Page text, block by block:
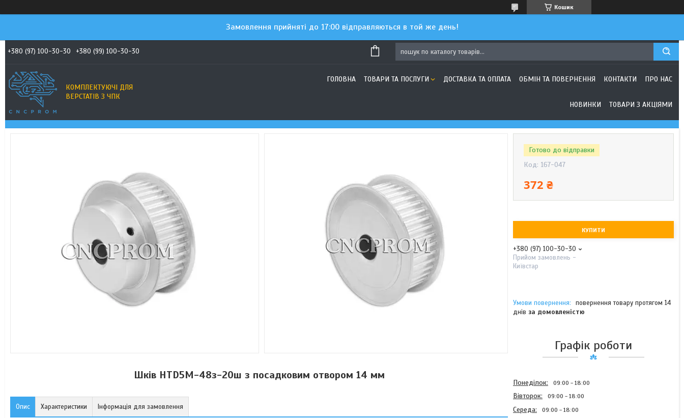
Кошик
Замовлення прийняті до 17:00 відправляються в той же день!
+380 (97) 100-30-30 +380 (99) 100-30-30
КОМПЛЕКТУЮЧІ ДЛЯ
ВЕРСТАТІВ З ЧПК
ГОЛОВНА ТОВАРИ ТА ПОСЛУГИ ДОСТАВКА ТА ОПЛАТА ОБМІН ТА ПОВЕРНЕННЯ КОНТАКТИ ПРО НАС
НОВИНКИ ТОВАРИ З АКЦІЯМИ
Шків HTD5M-48з-20ш з посадковим отвором 14 мм
Опис Характеристики Інформація для замовлення
Готово до відправки
Код: 167-047
372 ₴
КУПИТИ
+380 (97) 100-30-30
Прийом замовлень -
Київстар
повернення товару протягом 14
днів за домовленістю
Графік роботи
Понеділок 09:00 18:00
Вівторок 09:00 18:00
Середа 09:00 18:00